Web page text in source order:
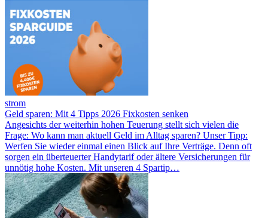
strom
Geld sparen: Mit 4 Tipps 2026 Fixkosten senken
Angesichts der weiterhin hohen Teuerung stellt sich vielen die
Frage: Wo kann man aktuell Geld im Alltag sparen? Unser Tipp:
Werfen Sie wieder einmal einen Blick auf Ihre Verträge. Denn oft
sorgen ein überteuerter Handytarif oder ältere Versicherungen für
unnötig hohe Kosten. Mit unseren 4 Spartip…